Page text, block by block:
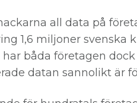
all data på
1,6 miljoner svenska
båda företagen
datan sannolikt är